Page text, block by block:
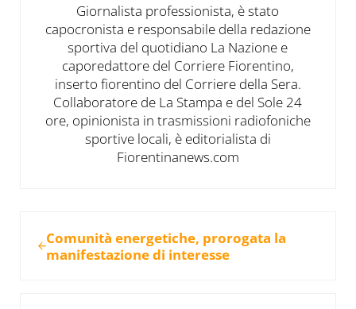
Giornalista professionista, è stato
capocronista e responsabile della redazione
sportiva del quotidiano La Nazione e
caporedattore del Corriere Fiorentino,
inserto fiorentino del Corriere della Sera.
Collaboratore de La Stampa e del Sole 24
ore, opinionista in trasmissioni radiofoniche
sportive locali, è editorialista di
Fiorentinanews.com
Comunità energetiche, prorogata la
manifestazione di interesse